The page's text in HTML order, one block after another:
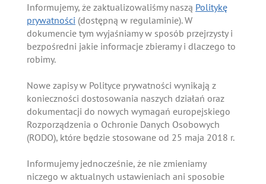
Informujemy, że zaktualizowaliśmy naszą Politykę
prywatności (dostępną w regulaminie). W
dokumencie tym wyjaśniamy w sposób przejrzysty i
bezpośredni jakie informacje zbieramy i dlaczego to
robimy.
Nowe zapisy w Polityce prywatności wynikają z
konieczności dostosowania naszych działań oraz
dokumentacji do nowych wymagań europejskiego
Rozporządzenia o Ochronie Danych Osobowych
(RODO), które będzie stosowane od 25 maja 2018 r.
Informujemy jednocześnie, że nie zmieniamy
niczego w aktualnych ustawieniach ani sposobie